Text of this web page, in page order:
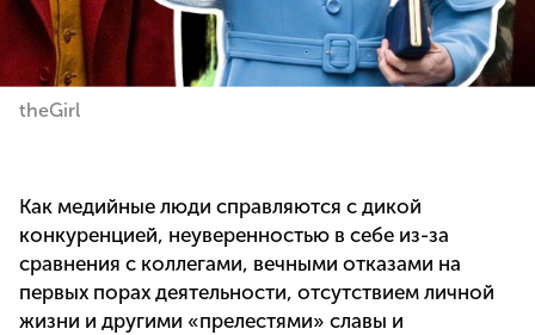
theGirl
Как медийные люди справляются с дикой
конкуренцией, неуверенностью в себе из-за
сравнения с коллегами, вечными отказами на
первых порах деятельности, отсутствием личной
жизни и другими «прелестями» славы и